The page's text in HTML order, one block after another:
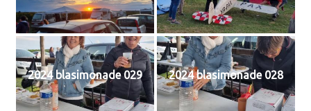
2024 blasimonade 029 2024 blasimonade 028